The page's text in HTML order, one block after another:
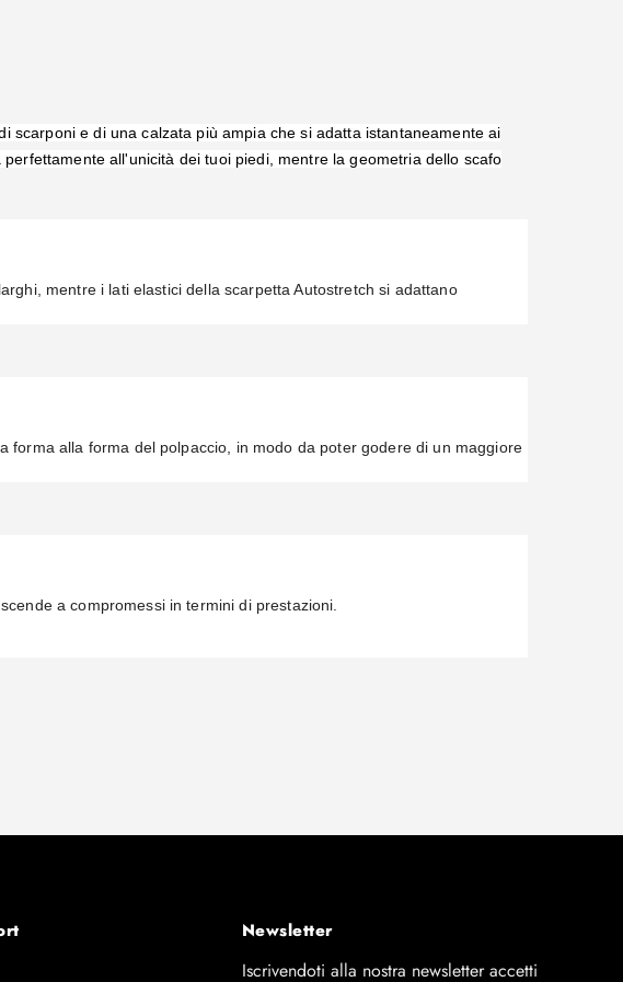
scarponi e di una calzata più ampia che si adatta istantaneamente ai
all'unicità dei tuoi piedi, mentre la geometria dello scafo
mentre i lati elastici della scarpetta Autostretch si adattano
alla forma del polpaccio, in modo da poter godere di un maggiore
a compromessi in termini di prestazioni.
Newsletter
Iscrivendoti alla nostra newsletter accetti